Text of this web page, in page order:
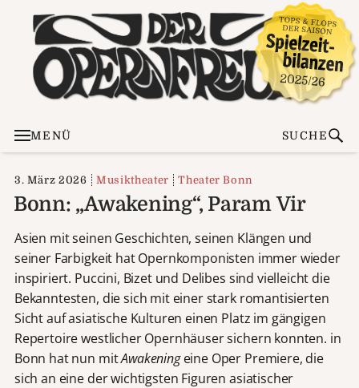
MENÜ SUCHE
3. März 2026 Musiktheater Theater Bonn
Bonn: „Awakening“, Param Vir
Asien mit seinen Geschichten, seinen Klängen und
seiner Farbigkeit hat Opernkomponisten immer wieder
inspiriert. Puccini, Bizet und Delibes sind vielleicht die
Bekanntesten, die sich mit einer stark romantisierten
Sicht auf asiatische Kulturen einen Platz im gängigen
Repertoire westlicher Opernhäuser sichern konnten. in
Bonn hat nun mitAwakeningeine Oper Premiere, die
sich an eine der wichtigsten Figuren asiatischer